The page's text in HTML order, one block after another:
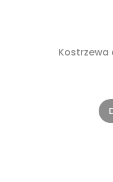
Kostrzewa